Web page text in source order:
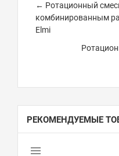
← Ротационный
комбинированным
Elmi
РЕКОМЕНДУЕМЫЕ